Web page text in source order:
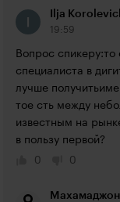
Ilja
19:59
Вопрос
специалиста в
лучше
тое сть между
известным на
в пользу первой?
0
0